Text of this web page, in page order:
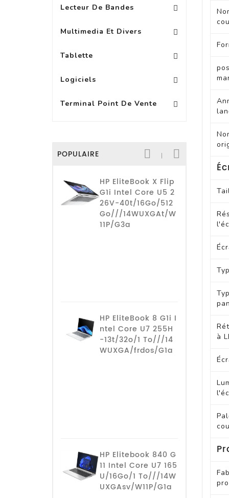
Lecteur De Bandes
Multimedia Et Divers
Tablette
Logiciels
Terminal Point De Vente
POPULAIRE
HP EliteBook X Flip
G1i Intel Core U5 2
26V-40t/16Go/512
Go///14WUXGAt/W
11P/G3a
HP EliteBook 8 G1i I
ntel Core U7 255H
-13t/32o/1 To///14
WUXGA/frdos/G1a
HP Elitebook 840 G
11 Intel Core U7 165
U/16Go/1 To///14W
UXGAsv/W11P/G1a
à